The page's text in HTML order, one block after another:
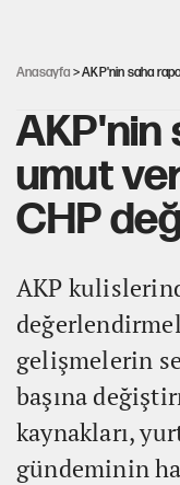
Anasayfa > AKP'nin saha
AKP'nin
umut
CHP
AKP
gelişmelerin
başına
kaynakları,
gündeminin